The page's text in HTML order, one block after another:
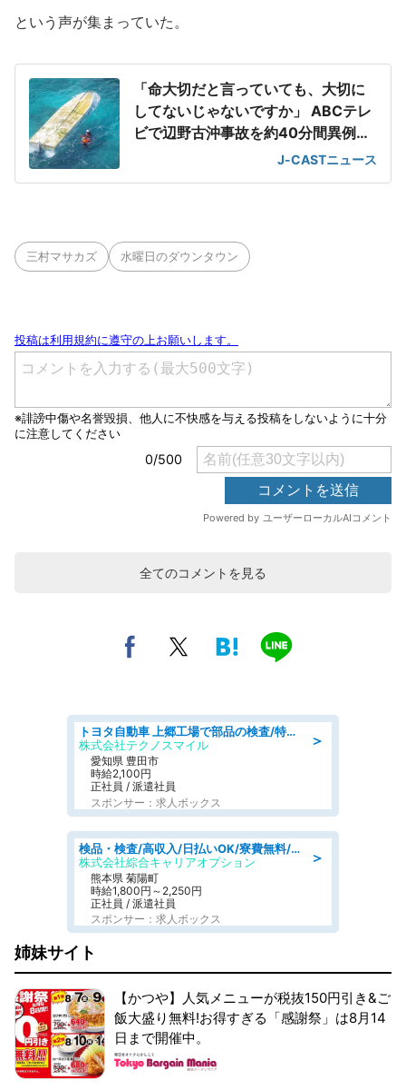
という声が集まっていた。
「命大切だと言っていても、大切に
してないじゃないですか」 ABCテレ
ビで辺野古沖事故を約40分間異例の
J-CASTニュース
三村マサカズ 水曜日のダウンタウン
全てのコメントを見る
＞
トヨタ自動車 上郷工場で部品の検査/特典168万/tutumi
株式会社テクノスマイル
愛知県 豊田市
時給2,100円
正社員 / 派遣社員
スポンサー：求人ボックス
＞
検品・検査/高収入/日払いOK/寮費無料/日勤/20・30・40代活躍中
株式会社綜合キャリアオプション
熊本県 菊陽町
時給1,800円～2,250円
正社員 / 派遣社員
スポンサー：求人ボックス
姉妹サイト
【かつや】人気メニューが税抜150円引き&ご
飯大盛り無料!お得すぎる「感謝祭」は8月14
日まで開催中。